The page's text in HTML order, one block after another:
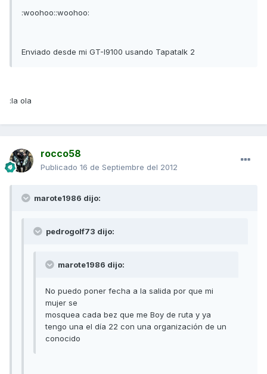
:woohoo::woohoo:
Enviado desde mi GT-I9100 usando Tapatalk 2
:la ola
rocco58
Publicado 16 de Septiembre del 2012
marote1986 dijo:
pedrogolf73 dijo:
marote1986 dijo:
No puedo poner fecha a la salida por que mi
mujer se
mosquea cada bez que me Boy de ruta y ya
tengo una el día 22 con una organización de un
conocido